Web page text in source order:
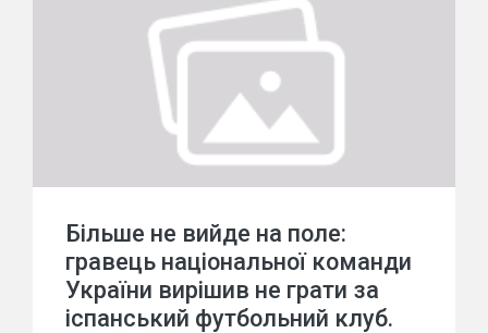
Більше не вийде на поле:
гравець національної команди
України вирішив не грати за
іспанський футбольний клуб.